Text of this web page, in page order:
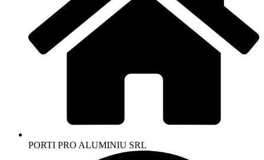
PORTI PRO ALUMINIU SRL